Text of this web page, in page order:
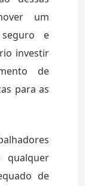
um
e
investir
de
para as
qualquer
de